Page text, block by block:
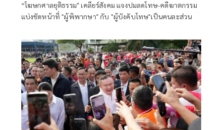
“โฆษกศาลยุติธรรม" เคลียร์สังคม แจงปมลดโทษ-คดีฆาตกรรม
แบ่งชัดหน้าที่ "ผู้พิพากษา" กับ "ผู้บังคับโทษ"เป็นคนละส่วน